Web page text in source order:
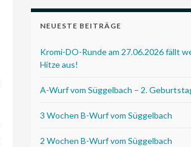
NEUESTE BEITRÄGE
Kromi-DO-Runde am 27.06.2026 fällt
Hitze aus!
A-Wurf vom Süggelbach – 2.
3 Wochen B-Wurf vom Süggelbach
2 Wochen B-Wurf vom Süggelbach